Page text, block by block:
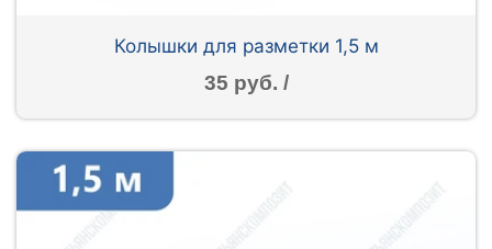
Колышки для разметки 1,5 м
35 руб. /